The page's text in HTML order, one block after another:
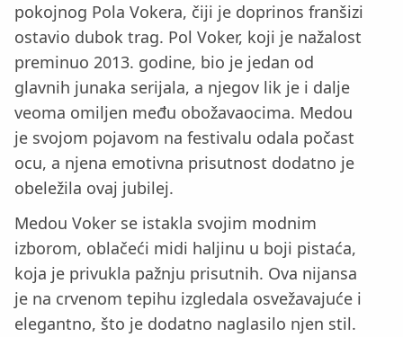
pokojnog Pola Vokera, čiji je doprinos franšizi
ostavio dubok trag. Pol Voker, koji je nažalost
preminuo 2013. godine, bio je jedan od
glavnih junaka serijala, a njegov lik je i dalje
veoma omiljen među obožavaocima. Medou
je svojom pojavom na festivalu odala počast
ocu, a njena emotivna prisutnost dodatno je
obeležila ovaj jubilej.
Medou Voker se istakla svojim modnim
izborom, oblačeći midi haljinu u boji pistaća,
koja je privukla pažnju prisutnih. Ova nijansa
je na crvenom tepihu izgledala osvežavajuće i
elegantno, što je dodatno naglasilo njen stil.